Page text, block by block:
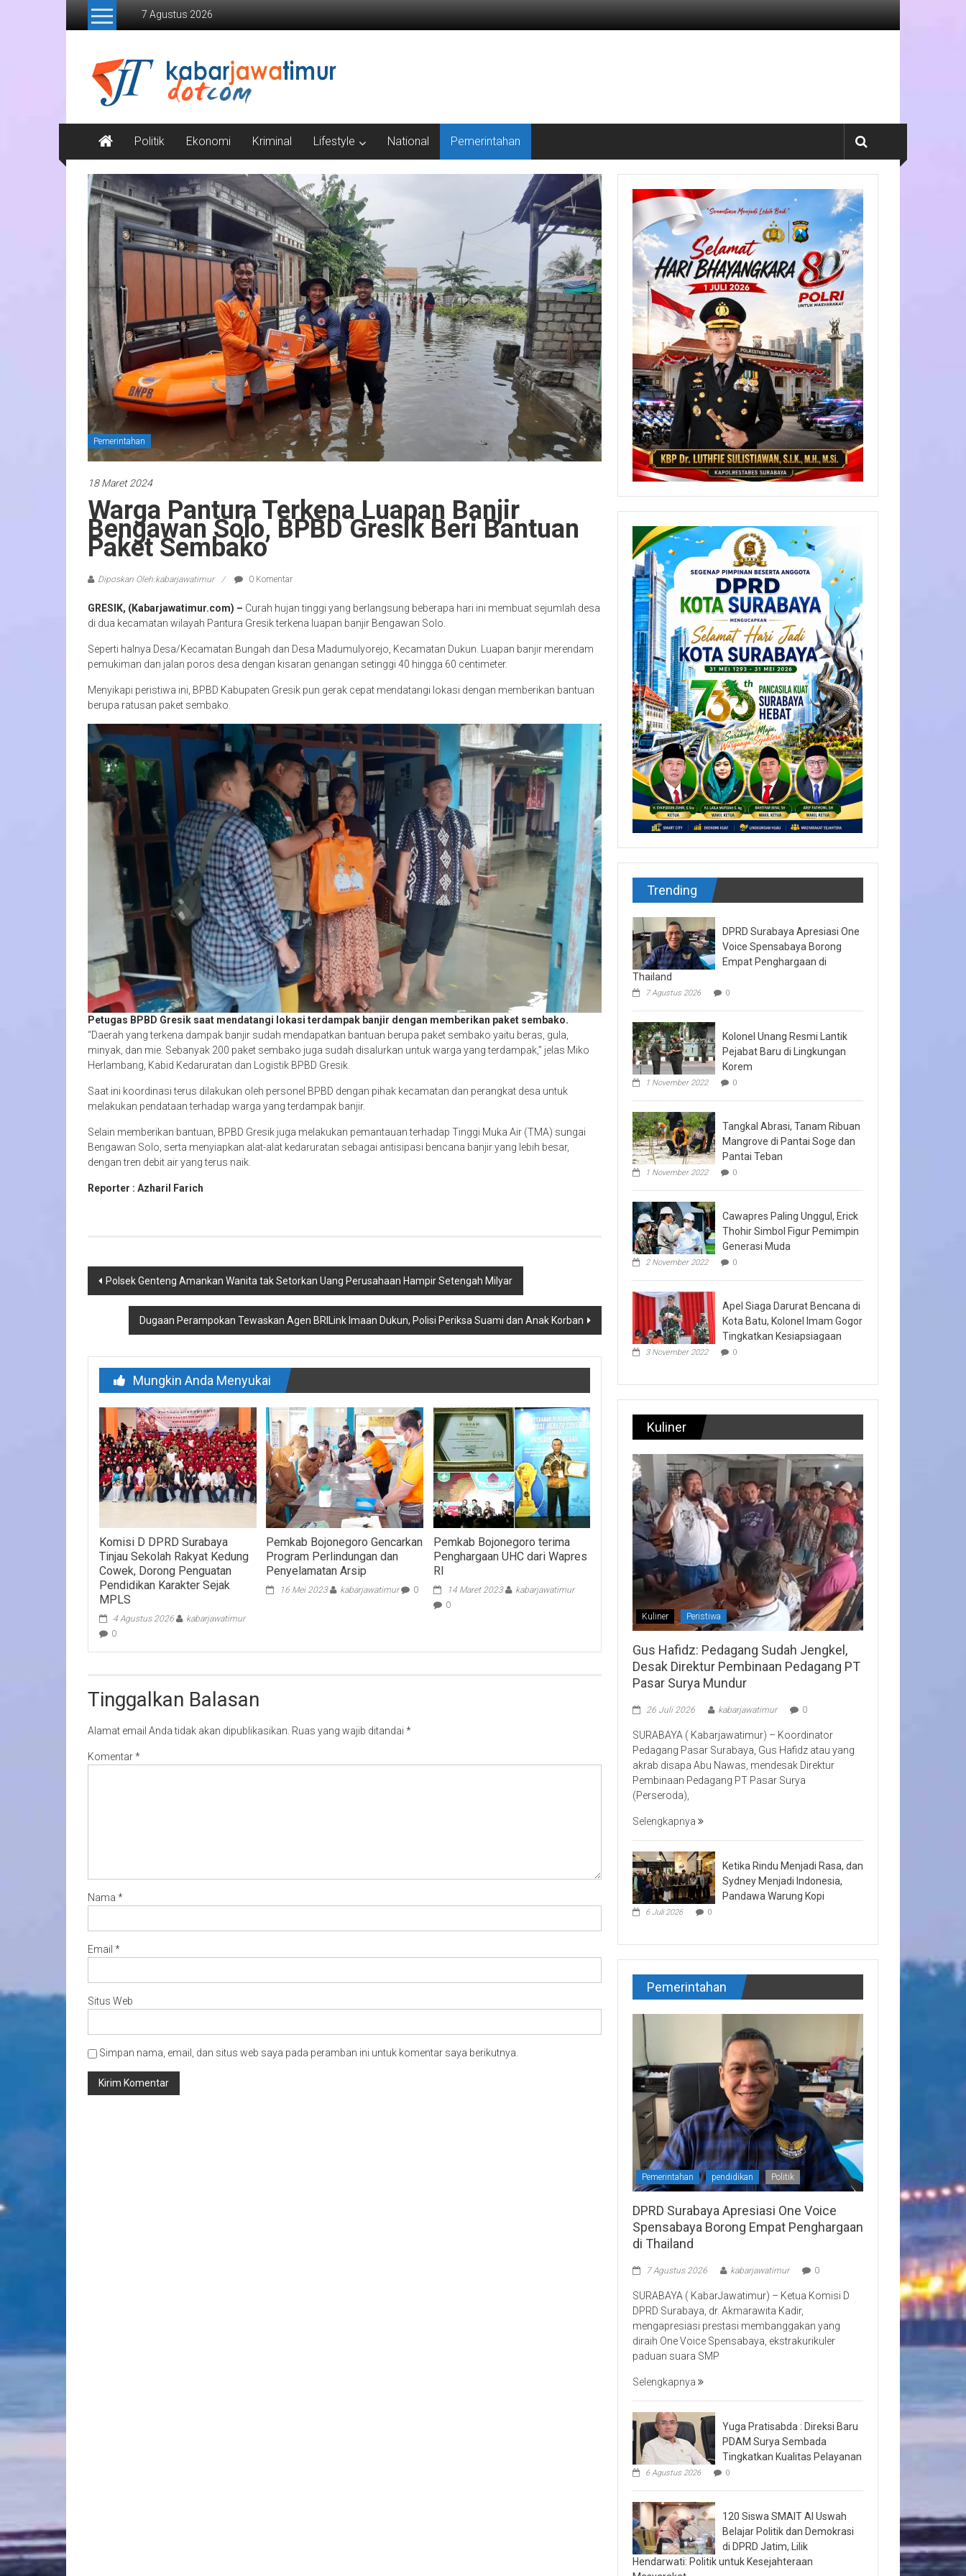
Lompat
7 Agustus 2026
Kabar
Jawa
Timur
Media
Online
Jawa
Timur
Politik Ekonomi Kriminal Lifestyle National Pemerintahan
Pemerintahan
18 Maret 2024
Warga Pantura Terkena Luapan Banjir
Bengawan Solo, BPBD Gresik Beri Bantuan
Paket Sembako
Diposkan Oleh:kabarjawatimur 0 Komentar
GRESIK, (Kabarjawatimur.com) – Curah hujan tinggi yang berlangsung beberapa hari ini membuat sejumlah desa
di dua kecamatan wilayah Pantura Gresik terkena luapan banjir Bengawan Solo.
Seperti halnya Desa/Kecamatan Bungah dan Desa Madumulyorejo, Kecamatan Dukun. Luapan banjir merendam
pemukiman dan jalan poros desa dengan kisaran genangan setinggi 40 hingga 60 centimeter.
Menyikapi peristiwa ini, BPBD Kabupaten Gresik pun gerak cepat mendatangi lokasi dengan memberikan bantuan
berupa ratusan paket sembako.
Petugas BPBD Gresik saat mendatangi lokasi terdampak banjir dengan memberikan paket sembako.
“Daerah yang terkena dampak banjir sudah mendapatkan bantuan berupa paket sembako yaitu beras, gula,
minyak, dan mie. Sebanyak 200 paket sembako juga sudah disalurkan untuk warga yang terdampak,” jelas Miko
Herlambang, Kabid Kedaruratan dan Logistik BPBD Gresik.
Saat ini koordinasi terus dilakukan oleh personel BPBD dengan pihak kecamatan dan perangkat desa untuk
melakukan pendataan terhadap warga yang terdampak banjir.
Selain memberikan bantuan, BPBD Gresik juga melakukan pemantauan terhadap Tinggi Muka Air (TMA) sungai
Bengawan Solo, serta menyiapkan alat-alat kedaruratan sebagai antisipasi bencana banjir yang lebih besar,
dengan tren debit air yang terus naik.
Reporter : Azharil Farich
Navigasi
Polsek Genteng Amankan Wanita tak Setorkan Uang Perusahaan Hampir Setengah Milyar
Dugaan Perampokan Tewaskan Agen BRILink Imaan Dukun, Polisi Periksa Suami dan Anak Korban
Mungkin Anda Menyukai
Komisi D DPRD Surabaya
Tinjau Sekolah Rakyat Kedung
Cowek, Dorong Penguatan
Pendidikan Karakter Sejak
MPLS
4 Agustus 2026
kabarjawatimur
0
Pemkab Bojonegoro Gencarkan
Program Perlindungan dan
Penyelamatan Arsip
16 Mei 2023 kabarjawatimur 0
Pemkab Bojonegoro terima
Penghargaan UHC dari Wapres
RI
14 Maret 2023
kabarjawatimur
0
Tinggalkan Balasan
Alamat email Anda tidak akan dipublikasikan. Ruas yang wajib ditandai *
Komentar*
Nama *
Email *
Situs Web
Simpan nama, email, dan situs web saya pada peramban ini untuk komentar saya berikutnya.
Trending
DPRD Surabaya Apresiasi One
Voice Spensabaya Borong
Empat Penghargaan di
Thailand
7 Agustus 2026 0
Kolonel Unang Resmi Lantik
Pejabat Baru di Lingkungan
Korem
1 November 2022 0
Tangkal Abrasi, Tanam Ribuan
Mangrove di Pantai Soge dan
Pantai Teban
1 November 2022 0
Cawapres Paling Unggul, Erick
Thohir Simbol Figur Pemimpin
Generasi Muda
2 November 2022 0
Apel Siaga Darurat Bencana di
Kota Batu, Kolonel Imam Gogor
Tingkatkan Kesiapsiagaan
3 November 2022 0
Kuliner
Kuliner Peristiwa
Gus Hafidz: Pedagang Sudah Jengkel,
Desak Direktur Pembinaan Pedagang PT
Pasar Surya Mundur
26 Juli 2026 kabarjawatimur 0
SURABAYA ( Kabarjawatimur) – Koordinator
Pedagang Pasar Surabaya, Gus Hafidz atau yang
akrab disapa Abu Nawas, mendesak Direktur
Pembinaan Pedagang PT Pasar Surya
(Perseroda),
Selengkapnya
Ketika Rindu Menjadi Rasa, dan
Sydney Menjadi Indonesia,
Pandawa Warung Kopi
6 Juli 2026 0
Pemerintahan
Pemerintahan pendidikan Politik
DPRD Surabaya Apresiasi One Voice
Spensabaya Borong Empat Penghargaan
di Thailand
7 Agustus 2026 kabarjawatimur 0
SURABAYA ( KabarJawatimur) – Ketua Komisi D
DPRD Surabaya, dr. Akmarawita Kadir,
mengapresiasi prestasi membanggakan yang
diraih One Voice Spensabaya, ekstrakurikuler
paduan suara SMP
Selengkapnya
Yuga Pratisabda : Direksi Baru
PDAM Surya Sembada
Tingkatkan Kualitas Pelayanan
6 Agustus 2026 0
120 Siswa SMAIT Al Uswah
Belajar Politik dan Demokrasi
di DPRD Jatim, Lilik
Hendarwati: Politik untuk Kesejahteraan